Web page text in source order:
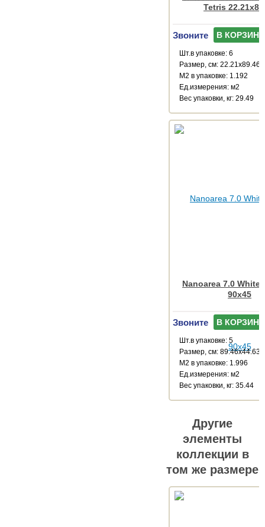
Tetris
Звоните В КОРЗИНУ
Шт.в упаковке: 6
Размер, см: 22.21x89.46
М2 в упаковке: 1.192
Ед.измерения: м2
Веc упаковки, кг: 29.49
Nanoarea 7.0 White
90x45
Звоните В КОРЗИНУ
Шт.в упаковке: 5
Размер, см: 89.46x44.63
М2 в упаковке: 1.996
Ед.измерения: м2
Веc упаковки, кг: 35.44
Другие
элементы
коллекции в
том же размере